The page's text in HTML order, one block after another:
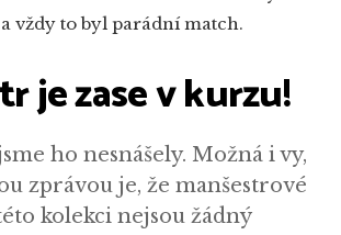
vždy to byl parádní match.
je zase v kurzu!
ho nesnášely. Možná i vy,
zprávou je, že manšestrové
kolekci nejsou žádný